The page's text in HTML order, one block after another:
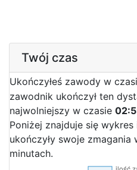
Twój czas
Ukończyłeś zawody w
zawodnik ukończył ten
najwolniejszy w czasie
Poniżej znajduje się
ukończyły swoje
minutach.